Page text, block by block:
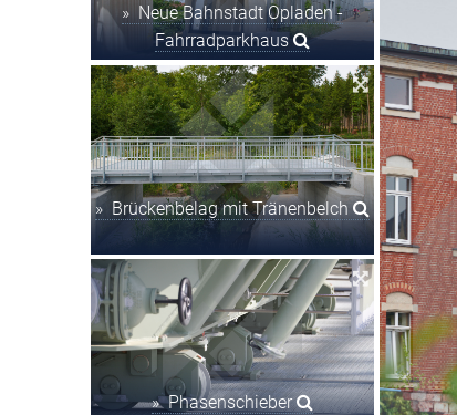
» Neue Bahnstadt Opladen -
Fahrradparkhaus
» Brückenbelag mit Tränenbelch
» Phasenschieber